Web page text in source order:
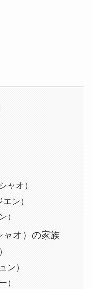
ャオ）
ン）
）
ャオ）の家族
ン）
）